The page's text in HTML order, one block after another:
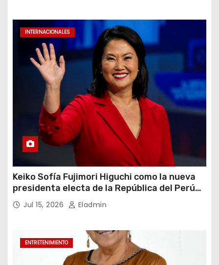
INTERNACIONALES
Keiko Sofía Fujimori Higuchi como la nueva
presidenta electa de la República del Perú
para el periodo constitucional 2026-2031
Jul 15, 2026 Eladmin
ENTRETENIMIENTO